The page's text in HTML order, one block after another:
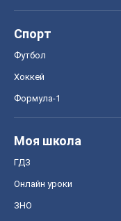
Спорт
Футбол
Хоккей
Формула-1
Моя школа
ГДЗ
Онлайн уроки
ЗНО